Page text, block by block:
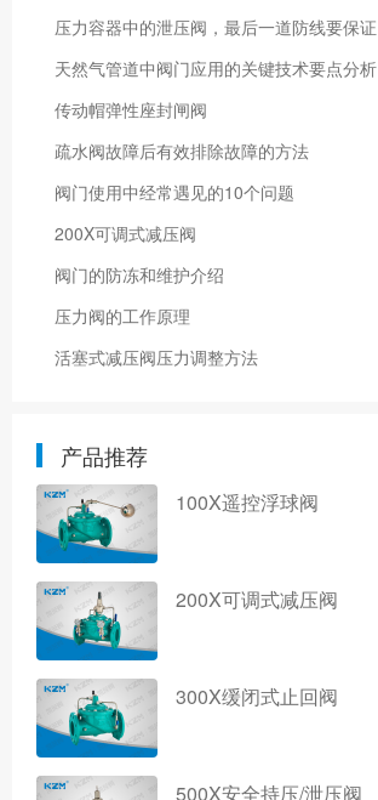
压力容器中的泄压阀，最后一道防线要保证
天然气管道中阀门应用的关键技术要点分析
传动帽弹性座封闸阀
疏水阀故障后有效排除故障的方法
阀门使用中经常遇见的10个问题
200X可调式减压阀
阀门的防冻和维护介绍
压力阀的工作原理
活塞式减压阀压力调整方法
产品推荐
100X遥控浮球阀
200X可调式减压阀
300X缓闭式止回阀
500X安全持压/泄压阀